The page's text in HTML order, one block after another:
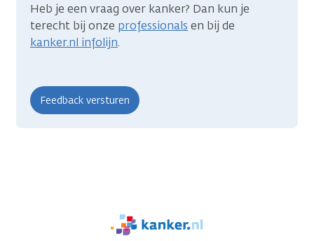
Heb je een vraag over kanker? Dan kun je
terecht bij onze professionals en bij de
kanker.nl infolijn.
We